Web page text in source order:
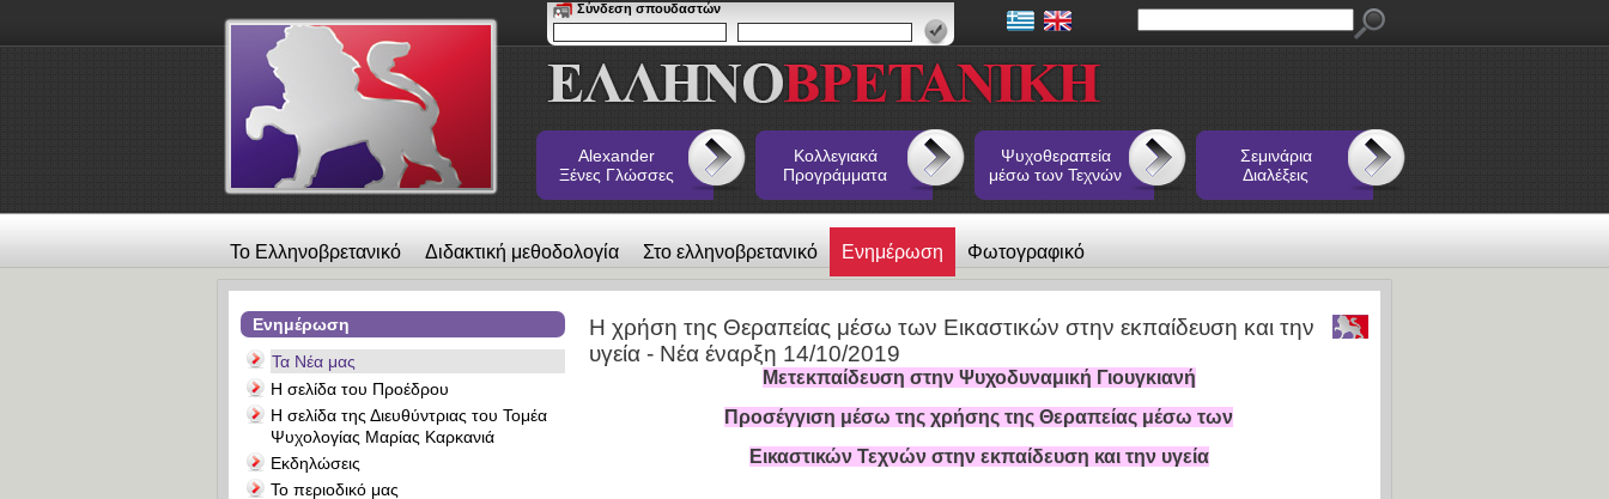
Σύνδεση σπουδαστών
Σεμινάρια
Διαλέξεις
Ψυχοθεραπεία
μέσω των Τεχνών
Κολλεγιακά
Προγράμματα
Alexander
Ξένες Γλώσσες
Το Ελληνοβρετανικό Διδακτική μεθοδολογία Στο ελληνοβρετανικό Ενημέρωση Φωτογραφικό
λεύκωμα Επικοινωνία Alexander Ξένες Γλώσσες
Ενημέρωση
Τα Νέα μας
Η σελίδα του Προέδρου
Η σελίδα της Διευθύντριας του Τομέα
Ψυχολογίας Μαρίας Καρκανιά
Εκδηλώσεις
Το περιοδικό μας
Η χρήση της Θεραπείας μέσω των Εικαστικών στην εκπαίδευση και την
υγεία - Νέα έναρξη 14/10/2019
Μετεκπαίδευση στην Ψυχοδυναμική Γιουγκιανή
Προσέγγιση μέσω της χρήσης της Θεραπείας μέσω των
Εικαστικών Τεχνών στην εκπαίδευση και την υγεία